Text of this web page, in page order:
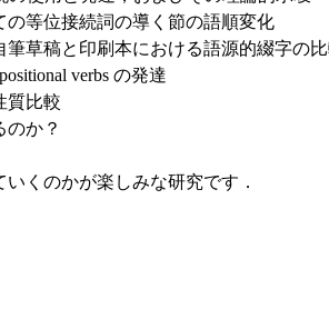
等位接続詞の導く節の語順変化
筆草稿と印刷本における語源的綴字の
verbs の発達
質比較
か？
くのかが楽しみな研究です．